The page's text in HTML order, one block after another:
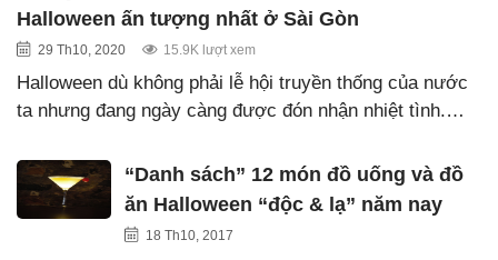
Halloween ấn tượng nhất ở Sài Gòn
29 Th10, 2020 15.9K lượt xem
Halloween dù không phải lễ hội truyền thống của nước
ta nhưng đang ngày càng được đón nhận nhiệt tình.…
“Danh sách” 12 món đồ uống và đồ
ăn Halloween “độc & lạ” năm nay
18 Th10, 2017